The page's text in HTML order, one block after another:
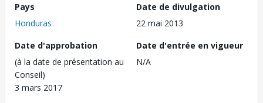
Pays
Honduras
Date de divulgation
22 mai 2013
Date d'approbation
(à la date de présentation au
Conseil)
3 mars 2017
Date d'entrée en vigueur
N/A